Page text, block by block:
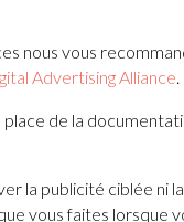
nous vous
Advertising Alliance.
de la
la publicité ciblée ni
vous faites lorsque